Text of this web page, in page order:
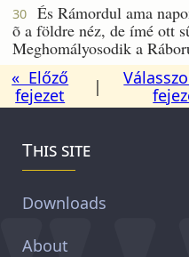
30
És Rámordul ama
õ a földre néz, de ímé ott
Meghomályosodik a
« Előző
fejezet
|
This site
Downloads
About